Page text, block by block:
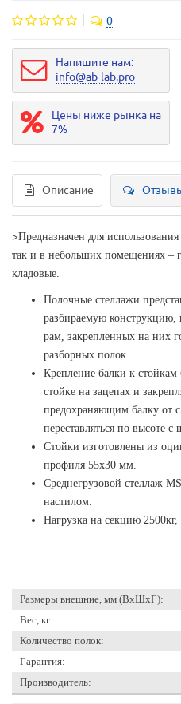
0
Напишите нам:
info@ab-lab.pro
Цены ниже рынка на
7%
Описание
>Предназначен для
так и в небольших помещениях –
кладовые.
Полочные стеллажи
разбираемую конструкцию,
рам, закрепленных на них
разборных полок.
Крепление балки к стойкам
стойке на зацепах и
предохраняющим балку от
переставляться по высоте
Стойки изготовлены из
профиля 55х30 мм.
Среднегрузовой стеллаж
настилом.
Нагрузка на секцию 2500кг,
Размеры внешние, мм (ВхШхГ):
Вес, кг:
Количество полок:
Гарантия:
Производитель: